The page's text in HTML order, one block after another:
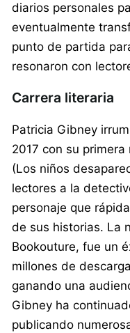
diarios personales
eventualmente
punto de partida
resonaron con
Carrera literaria
Patricia Gibney
2017 con su
(Los niños
lectores a la
personaje que
de sus historias. La
Bookouture, fue un
millones de
ganando una
Gibney ha
publicando